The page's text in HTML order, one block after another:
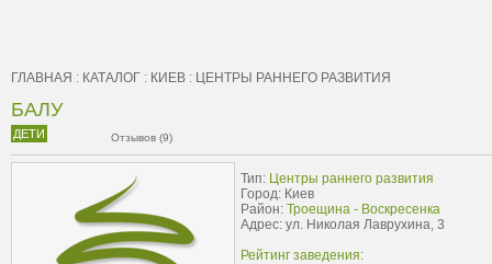
ГЛАВНАЯ : КАТАЛОГ : КИЕВ : ЦЕНТРЫ РАННЕГО РАЗВИТИЯ
БАЛУ
ДЕТИ Отзывов (9)
Тип: Центры раннего развития
Город: Киев
Район: Троещина - Воскресенка
Адрес: ул. Николая Лаврухина, 3
Рейтинг заведения: